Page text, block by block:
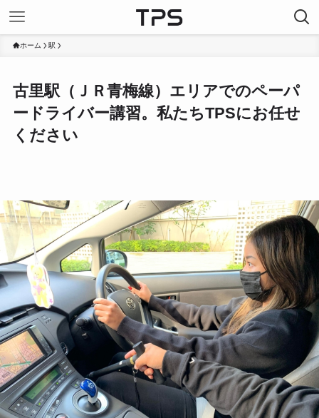
ホーム 駅
古里駅（ＪＲ青梅線）エリアでのペーパ
ードライバー講習。私たちTPSにお任せ
ください